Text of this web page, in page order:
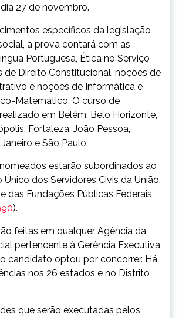
27 de novembro.
específicos da legislação
a prova contará com as
Portuguesa, Ética no Serviço
de Direito Constitucional, noções de
e noções de Informática e
Matemático. O curso de
em Belém, Belo Horizonte,
Fortaleza, João Pessoa,
e São Paulo.
estarão subordinados ao
Único dos Servidores Civis da União,
das Fundações Públicas Federais
).
feitas em qualquer Agência da
pertencente à Gerência Executiva
candidato optou por concorrer. Há
nos 26 estados e no Distrito
que serão executadas pelos